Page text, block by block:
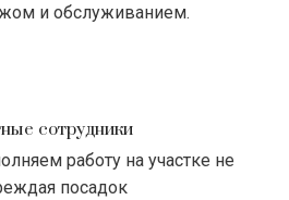
и обслуживанием.
сотрудники
работу на участке не
посадок